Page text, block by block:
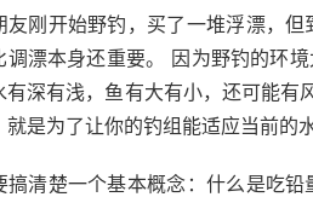
友刚开始野钓，买了一堆浮漂，
调漂本身还重要。 因为野钓的环
有深有浅，鱼有大有小，还可能有
就是为了让你的钓组能适应当前的
搞清楚一个基本概念：什么是吃